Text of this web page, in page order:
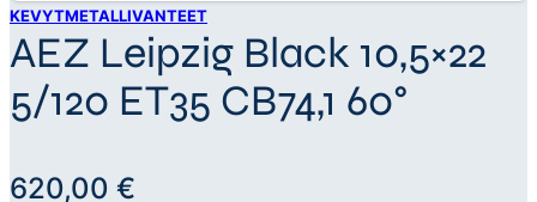
KEVYTMETALLIVANTEET
AEZ Leipzig Black 10,5×22
5/120 ET35 CB74,1 60°
620,00 €